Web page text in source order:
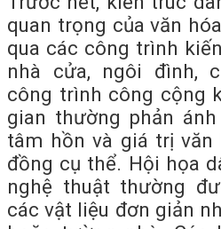
quan trọng của văn
qua các công trình
nhà cửa, ngôi đình,
công trình công cộng
gian thường phản
tâm hồn và giá trị văn
đồng cụ thể. Hội họa
nghệ thuật thường
các vật liệu đơn giản